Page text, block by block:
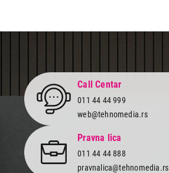
Call Centar
011 44 44 999
web@tehnomedia.rs
Pravna lica
011 44 44 888
pravnalica@tehnomedia.rs